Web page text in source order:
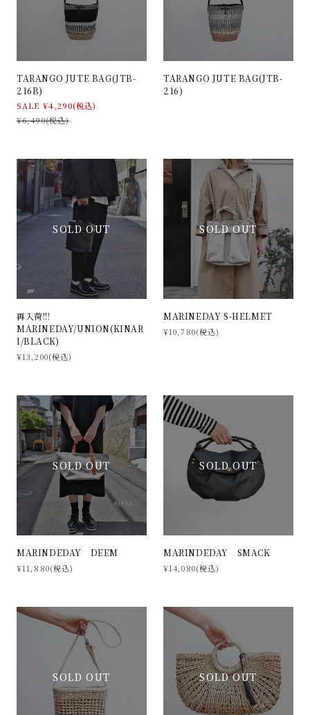
TARANGO JUTE BAG(JTB-
216B)
SALE ¥4,290(税込)
¥6,490(税込)
TARANGO JUTE BAG(JTB-
216)
SOLD OUT
再入荷!!!
MARINEDAY/UNION(KINAR
I/BLACK)
¥13,200(税込)
SOLD OUT
MARINEDAY S-HELMET
¥10,780(税込)
SOLD OUT
MARINDEDAY DEEM
¥11,880(税込)
SOLD OUT
MARINDEDAY SMACK
¥14,080(税込)
SOLD OUT SOLD OUT